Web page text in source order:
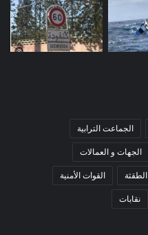
الجماعت الترابية
الجهات و العمالات
الطقثة القوات الأمنية
نقابات